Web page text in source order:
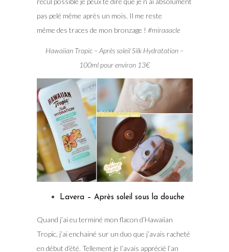
pas pelé même après un mois. Il me reste
même des traces de mon bronzage ! #miraaacle
Hawaiian Tropic – Après soleil Silk Hydratation –
100ml pour environ 13€
Lavera – Après soleil sous la douche
Quand j’ai eu terminé mon flacon d’Hawaiian
Tropic, j’ai enchainé sur un duo que j’avais racheté
en début d’été. Tellement je l’avais apprécié l’an